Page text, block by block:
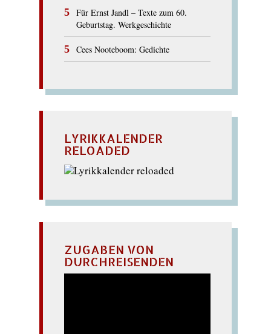
Für Ernst Jandl – Texte zum 60.
Geburtstag. Werkgeschichte
Cees Nooteboom: Gedichte
LYRIKKALENDER
RELOADED
ZUGABEN VON
DURCHREISENDEN